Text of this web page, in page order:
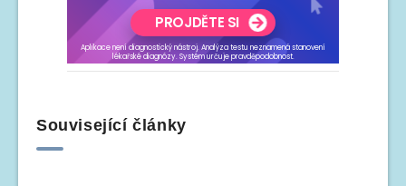
Související články